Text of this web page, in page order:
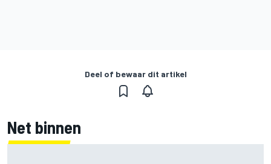
Deel of bewaar dit artikel
Net binnen